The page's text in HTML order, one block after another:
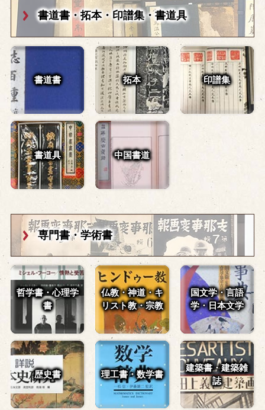
書道書・拓本・印譜集・書道具
書道書 拓本 印譜集
書道具 中国書道
専門書・学術書
哲学書・心理学
書
仏教・神道・キ
リスト教・宗教
国文学・言語
学・日本文学
歴史書 理工書・数学書
建築書・建築雑
誌